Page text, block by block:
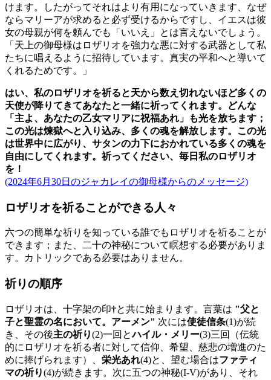
けます。したがってそれはより有用になっていきます、なぜ
ならマリーアが求めると必ず受けるからですし、イエスは彼
女の母親が何を頼んでも「いいえ」とは言えないでしょう。
「天上の御母様はロザリオを強力な悪に対する武器として私
たちに唱えるように招待しています。真実の平和へと導いて
くれるためです。」
はい、私のロザリオを祈ると天から数え切れないほど多くの
天使が降りてきてあなたと一緒に祈ってくれます。どんな
「主よ、あなたの乙女マリアに祝福あれ」も光を放ちます；
この光は煉獄へと入り込み、多くの魂を解放します。この光
は世界中に広がり、サタンの力下におかれている多くの魂を
自由にしてくれます。祈ってください、毎日私のロザリオ
を！
(2024年6月30日のジャカレイの御母様からのメッセージ)
ロザリオを祈ることができる人々
六つの簡単な祈りを知っている誰でもロザリオを祈ることが
できます；また、二十の神秘について瞑想する必要がありま
す。カトリックである必要はありません。
祈りの順序
ロザリオは、十字架の印†と共に始まります。言葉は "父と
子と聖霊の名において。アーメン" 次には使徒信条(1)が続
き、その後主の祈り(2)一回とハイル・メリー(3)三回（伝統
的にロザリオを祈る者に対して信仰、希望、慈悲の増進のた
めに捧げられます）、 栄光あれ(4)と、望む場合はファティ
マの祈り(4)が続きます。次に五つの神秘(I-V)があり、それ